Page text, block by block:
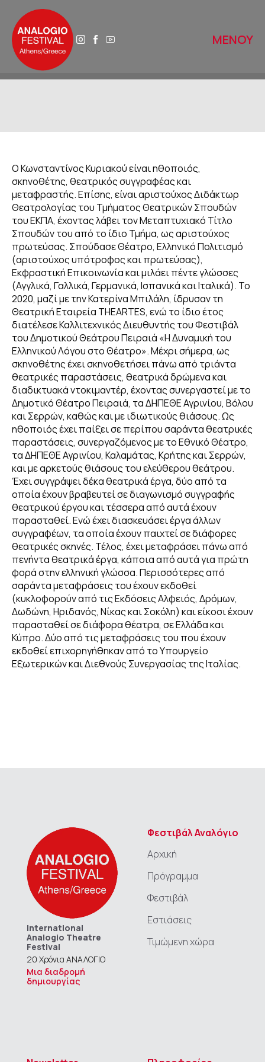
ΑΝΑΛΟΓΙΟ 2025
ΤΟ ΑΝΑΛΟΓΙΟ ΑΥΡΙΟ
ΙΣΤΟΡΙΚΟ
ΔΙΚΤΥΑ
ΒΙΒΛΙΟΘΗΚΕΣ ΠΕΡΙΠΑΤΩΝ
ΔΗΜΟΣΙΕΥΣΕΙΣ
GALLERY
ΜΕΝΟΥ
Ο Κωνσταντίνος Κυριακού είναι ηθοποιός,
σκηνοθέτης, θεατρικός συγγραφέας και
μεταφραστής. Επίσης, είναι αριστούχος Διδάκτωρ
Θεατρολογίας του Τμήματος Θεατρικών Σπουδών
του ΕΚΠΑ, έχοντας λάβει τον Μεταπτυχιακό Τίτλο
Σπουδών του από το ίδιο Τμήμα, ως αριστούχος
πρωτεύσας. Σπούδασε Θέατρο, Ελληνικό Πολιτισμό
(αριστούχος υπότροφος και πρωτεύσας),
Εκφραστική Επικοινωνία και μιλάει πέντε γλώσσες
(Αγγλικά, Γαλλικά, Γερμανικά, Ισπανικά και Ιταλικά). Το
2020, μαζί με την Κατερίνα Μπιλάλη, ίδρυσαν τη
Θεατρική Εταιρεία THEARTES, ενώ το ίδιο έτος
διατέλεσε Καλλιτεχνικός Διευθυντής του Φεστιβάλ
του Δημοτικού Θεάτρου Πειραιά «Η Δυναμική του
Ελληνικού Λόγου στο Θέατρο». Μέχρι σήμερα, ως
σκηνοθέτης έχει σκηνοθετήσει πάνω από τριάντα
θεατρικές παραστάσεις, θεατρικά δρώμενα και
διαδικτυακά ντοκιμαντέρ, έχοντας συνεργαστεί με το
Δημοτικό Θέατρο Πειραιά, τα ΔΗΠΕΘΕ Αγρινίου, Βόλου
και Σερρών, καθώς και με ιδιωτικούς θιάσους. Ως
ηθοποιός έχει παίξει σε περίπου σαράντα θεατρικές
παραστάσεις, συνεργαζόμενος με το Εθνικό Θέατρο,
τα ΔΗΠΕΘΕ Αγρινίου, Καλαμάτας, Κρήτης και Σερρών,
και με αρκετούς θιάσους του ελεύθερου θεάτρου.
Έχει συγγράψει δέκα θεατρικά έργα, δύο από τα
οποία έχουν βραβευτεί σε διαγωνισμό συγγραφής
θεατρικού έργου και τέσσερα από αυτά έχουν
παρασταθεί. Ενώ έχει διασκευάσει έργα άλλων
συγγραφέων, τα οποία έχουν παιχτεί σε διάφορες
θεατρικές σκηνές. Τέλος, έχει μεταφράσει πάνω από
πενήντα θεατρικά έργα, κάποια από αυτά για πρώτη
φορά στην ελληνική γλώσσα. Περισσότερες από
σαράντα μεταφράσεις του έχουν εκδοθεί
(κυκλοφορούν από τις Εκδόσεις Αλφειός, Δρόμων,
Δωδώνη, Ηριδανός, Νίκας και Σοκόλη) και είκοσι έχουν
παρασταθεί σε διάφορα θέατρα, σε Ελλάδα και
Κύπρο. Δύο από τις μεταφράσεις του που έχουν
εκδοθεί επιχορηγήθηκαν από το Υπουργείο
Εξωτερικών και Διεθνούς Συνεργασίας της Ιταλίας.
International
Analogio Theatre
Festival
20 Χρόνια ΑΝΑΛΟΓΙΟ
Μια διαδρομή
δημιουργίας
Φεστιβάλ Αναλόγιο
Αρχική
Πρόγραμμα
Φεστιβάλ
Εστιάσεις
Τιμώμενη χώρα